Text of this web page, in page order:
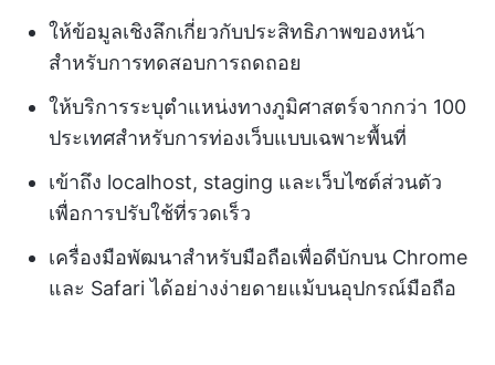
ให้ข้อมูลเชิงลึกเกี่ยวกับประสิทธิภาพของหน้า
สำหรับการทดสอบการถดถอย
ให้บริการระบุตำแหน่งทางภูมิศาสตร์จากกว่า 100
ประเทศสำหรับการท่องเว็บแบบเฉพาะพื้นที่
เข้าถึง localhost, staging และเว็บไซต์ส่วนตัว
เพื่อการปรับใช้ที่รวดเร็ว
เครื่องมือพัฒนาสำหรับมือถือเพื่อดีบักบน Chrome
และ Safari ได้อย่างง่ายดายแม้บนอุปกรณ์มือถือ